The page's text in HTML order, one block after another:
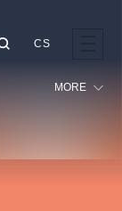
MORE
CS